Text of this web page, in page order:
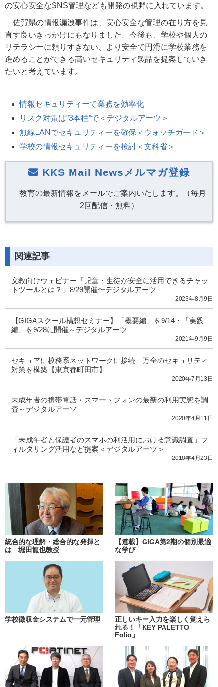
の安心安全なSNS管理なども開発の視野に入れています。
佐賀県の情報漏洩事件は、安心安全な管理の在り方を見
直す良いきっかけにもなりました。今後も、学校や個人の
リテラシーに頼りすぎない、より安全で円滑に学校業務を
進めることができる高いセキュリティ製品を提案していき
たいと考えています。
情報セキュリティーで業務を効率化
リスク対策は”3本柱”で＜デジタルアーツ＞
無線LANでセキュリティーを確保＜ウォッチガード＞
学校の情報セキュリティーを検討＜文科省＞
KKS Mail Newsメルマガ登録
教育の最新情報をメールでご案内いたします。（毎月
2回配信・無料）
関連記事
文教向けウェビナー「児童・生徒が安全に活用できるチャッ
トツールとは？」8/29開催〜デジタルアーツ
2023年8月9日
【GIGAスクール構想セミナー】「概要編」を9/14・「実践
編」を9/28に開催～デジタルアーツ
2021年9月9日
セキュアに校務系ネットワークに接続 万全のセキュリティ
対策を構築【東京都町田市】
2020年7月13日
未成年者の携帯電話・スマートフォンの最新の利用実態を調
査～デジタルアーツ
2020年4月11日
「未成年者と保護者のスマホの利活用における意識調査」フ
ィルタリング活用など提案＜デジタルアーツ＞
2018年4月23日
統合的な理解・総合的な発揮と
は 堀田龍也教授
【連載】GIGA第2期の個別最適
な学び
学校徴収金システムで一元管理
正しいキー入力を楽しく覚えら
れる！「KEY PALETTO
Folio」